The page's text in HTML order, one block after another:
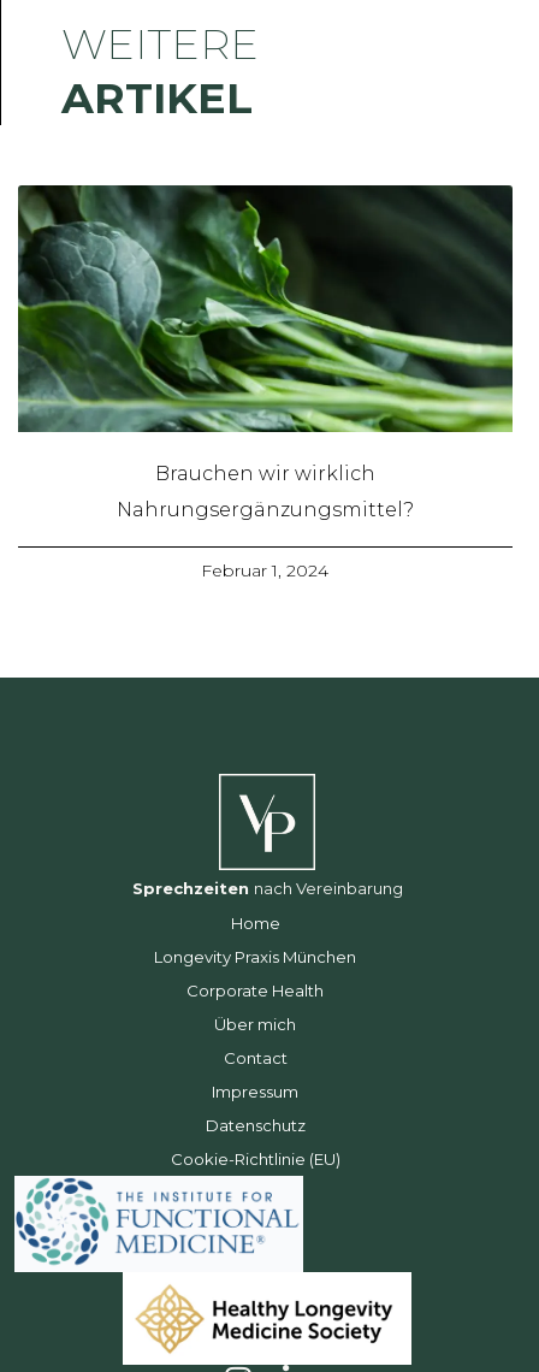
WEITERE
ARTIKEL
Brauchen wir wirklich
Nahrungsergänzungsmittel?
Februar 1, 2024
Sprechzeiten nach Vereinbarung
Home
Longevity Praxis München
Corporate Health
Über mich
Contact
Impressum
Datenschutz
Cookie-Richtlinie (EU)